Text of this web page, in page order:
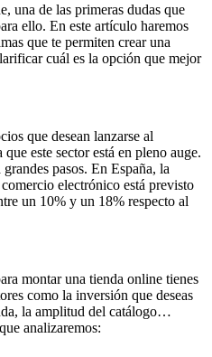
una de las primeras dudas que
ello. En este artículo haremos
que te permiten crear una
cuál es la opción que mejor
que desean lanzarse al
este sector está en pleno auge.
pasos. En España, la
electrónico está previsto
un 10% y un 18% respecto al
montar una tienda online tienes
como la inversión que deseas
la amplitud del catálogo…
analizaremos: